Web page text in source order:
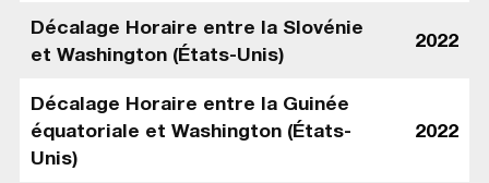
Décalage Horaire entre la Slovénie
et Washington (États-Unis)
2022
Décalage Horaire entre la Guinée
équatoriale et Washington (États-
Unis)
2022